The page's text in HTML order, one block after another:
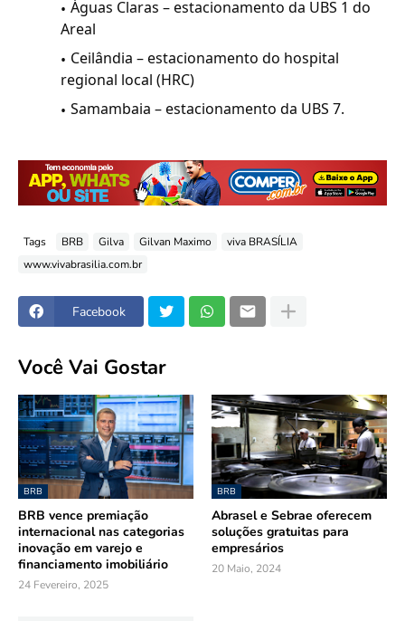
Águas Claras – estacionamento da UBS 1 do
Areal
Ceilândia – estacionamento do hospital
regional local (HRC)
Samambaia – estacionamento da UBS 7.
Tags BRB Gilva Gilvan Maximo
viva BRASÍLIA
www.vivabrasilia.com.br
Facebook
Você Vai Gostar
BRB
BRB vence premiação
internacional nas categorias
inovação em varejo e
financiamento imobiliário
24 Fevereiro, 2025
BRB
Abrasel e Sebrae oferecem
soluções gratuitas para
empresários
20 Maio, 2024